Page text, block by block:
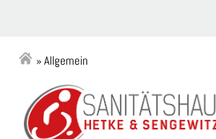
»Allgemein